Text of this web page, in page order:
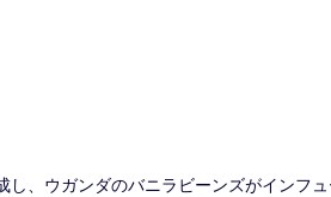
、ウガンダのバニラビーンズがインフ